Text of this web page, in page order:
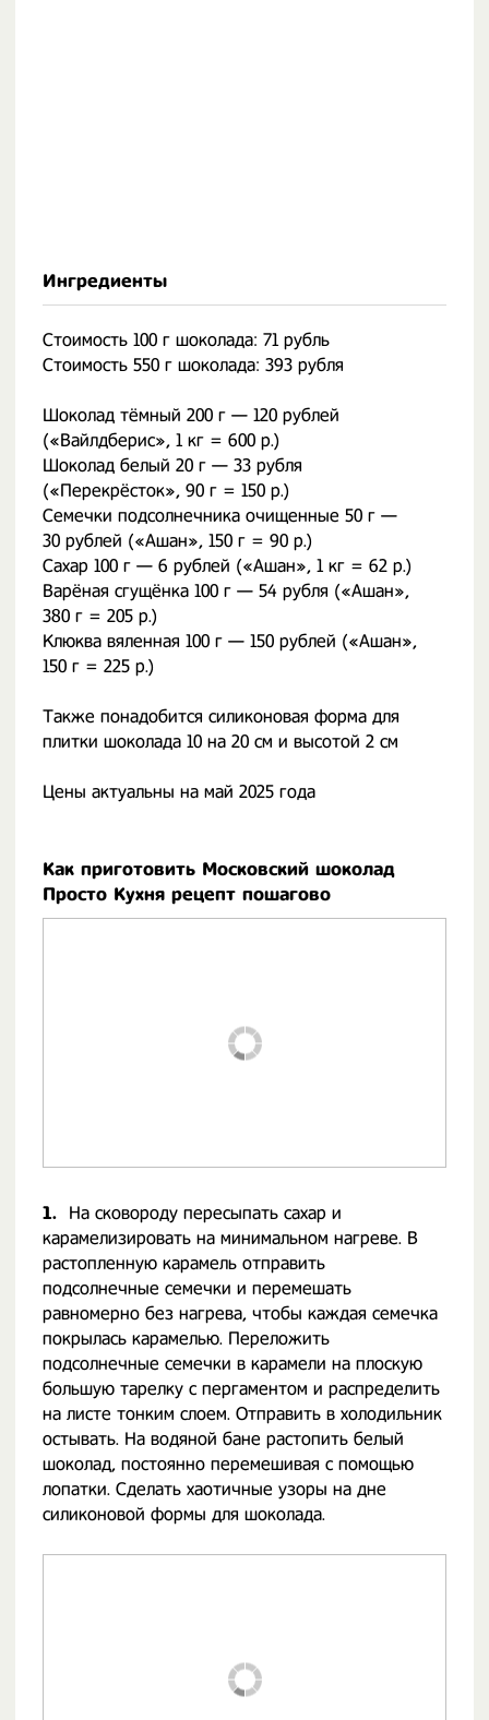
Ингредиенты
Стоимость 100 г шоколада: 71 рубль
Стоимость 550 г шоколада: 393 рубля
Шоколад тёмный 200 г — 120 рублей
(«Вайлдберис», 1 кг = 600 р.)
Шоколад белый 20 г — 33 рубля
(«Перекрёсток», 90 г = 150 р.)
Семечки подсолнечника очищенные 50 г —
30 рублей («Ашан», 150 г = 90 р.)
Сахар 100 г — 6 рублей («Ашан», 1 кг = 62 р.)
Варёная сгущёнка 100 г — 54 рубля («Ашан»,
380 г = 205 р.)
Клюква вяленная 100 г — 150 рублей («Ашан»,
150 г = 225 р.)
Также понадобится силиконовая форма для
плитки шоколада 10 на 20 см и высотой 2 см
Цены актуальны на май 2025 года
Как приготовить Московский шоколад
Просто Кухня рецепт пошагово
1.
На сковороду пересыпать сахар и
карамелизировать на минимальном нагреве. В
растопленную карамель отправить
подсолнечные семечки и перемешать
равномерно без нагрева, чтобы каждая семечка
покрылась карамелью. Переложить
подсолнечные семечки в карамели на плоскую
большую тарелку с пергаментом и распределить
на листе тонким слоем. Отправить в холодильник
остывать. На водяной бане растопить белый
шоколад, постоянно перемешивая с помощью
лопатки. Сделать хаотичные узоры на дне
силиконовой формы для шоколада.